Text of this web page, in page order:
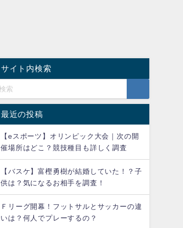
サイト内検索
最近の投稿
【eスポーツ】オリンピック大会｜次の開
催場所はどこ？競技種目も詳しく調査
【バスケ】富樫勇樹が結婚していた！？子
供は？気になるお相手を調査！
Ｆリーグ開幕！フットサルとサッカーの違
いは？何人でプレーするの？